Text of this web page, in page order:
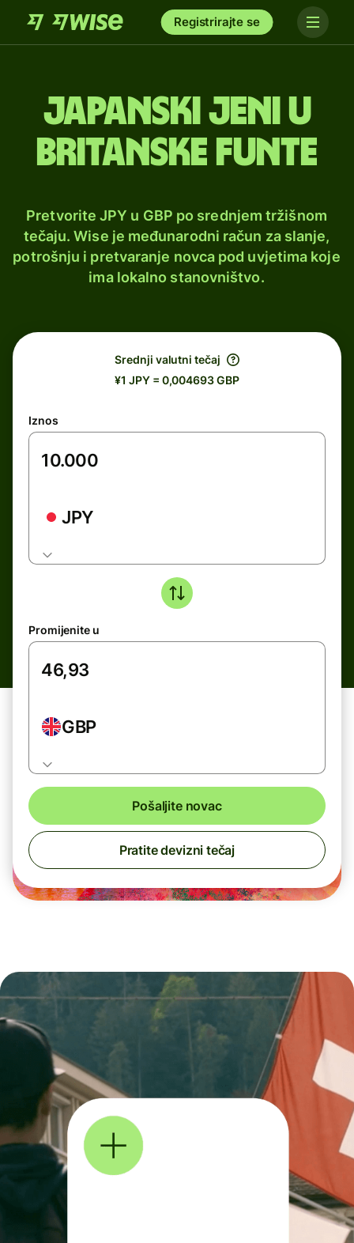
Registrirajte se
Japanski jeni u
britanske funte
Pretvorite JPY u GBP po srednjem tržišnom
tečaju. Wise je međunarodni račun za slanje,
potrošnju i pretvaranje novca pod uvjetima koje
ima lokalno stanovništvo.
Srednji valutni tečaj
¥1 JPY = 0,004693 GBP
Iznos
JPY
Promijenite u
GBP
Pošaljite novac
Pratite devizni tečaj